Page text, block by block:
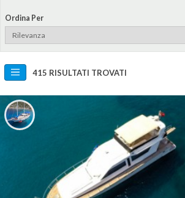
Aggiungi imbarcazione
Accedi
Registrati
Ordina Per
415 RISULTATI TROVATI